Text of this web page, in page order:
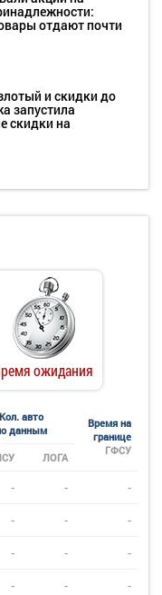
отдают почти
и скидки до
запустила
скидки на
ожидания
Кол. авто
данным
Время на
границе
ГФСУ
ЛОГА
- - -
- - -
- - -
- - -